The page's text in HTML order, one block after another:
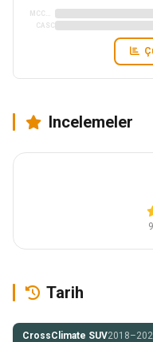
CASC
Incelemeler
Tarih
CrossClimate SUV